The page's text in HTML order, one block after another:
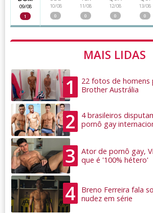
09/08
1
10/08
0
11/08
0
12/08
0
13/08
0
MAIS LIDAS
1
22 fotos de homens
Brother Austrália
2
4 brasileiros
pornô gay
3
Ator de pornô gay,
que é '100% hétero'
4
Breno Ferreira fala
nudez em série